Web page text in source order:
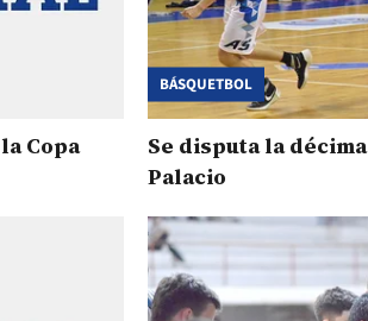
Copa
BÁSQUETBOL
Se disputa la
Palacio